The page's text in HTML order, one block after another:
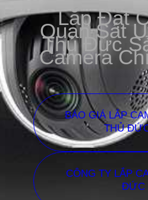
Lắp Đặt
Quan Sát
Thủ Đức
Camera
BÁO GIÁ LẮP
THỦ
CÔNG TY LẮP
ĐỨC